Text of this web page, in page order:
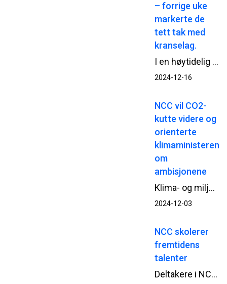
– forrige uke
markerte de
tett tak med
kranselag.
I en høytidelig seremoni ble det nylig holdt kranselag på Ila sikkerhetspsykiatri, hvor Bjørn Hauge fra Helse Sør-Øst RHF sin prosjektorganisasjon HSØ PO, fremhevet den gode kulturen som har preget prosjektet. Fagarbeiderne ble rost for sin kompetanse, og det gode samarbeidet på prosjektet og den sterke HMS-kulturen ble trukket frem som nøkkelfaktorer for prosjektets suksess.
2024-12-16
NCC vil CO2-
kutte videre og
orienterte
klimaministeren
om
ambisjonene
Klima- og miljøminister Tore O. Sandvik besøkte denne uken NCCs asfaltfabrikk i Trondheim. På agendaen sto NCCs arbeid med CO2-reduserende tiltak i asfaltproduksjonen og erfaringene med Vegvesenets modell for CO2-vekting av asfaltkontrakter.
2024-12-03
NCC skolerer
fremtidens
talenter
Deltakere i NCCs talentprogram Next Generaton skal i ni måneder jobbe målrettet sammen for å bli enda dyktigere i sine roller. Nylig var gruppen samlet i Oslo og Drammen for nettverksbygging, prosjektbesøk og presentasjoner.